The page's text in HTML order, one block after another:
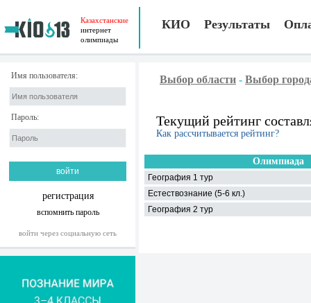
Казахстанские
интернет
олимпиады
КИО Результаты
Имя пользователя:
Пароль:
регистрация
вспомнить пароль
войти через социальную сеть
Выбор области - Выбор
Текущий рейтинг
Как рассчитывается рейтинг?
Олимпиада
География 1 тур
Естествознание (5-6 кл.)
География 2 тур